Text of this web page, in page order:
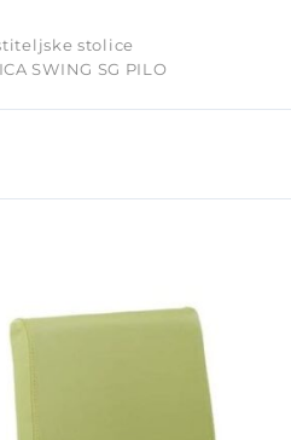
stolice
SWING SG PILO